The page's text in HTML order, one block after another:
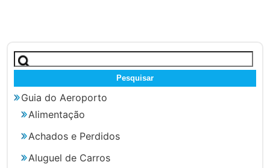
Pesquisar
por:
Guia do Aeroporto
Alimentação
Achados e Perdidos
Aluguel de Carros